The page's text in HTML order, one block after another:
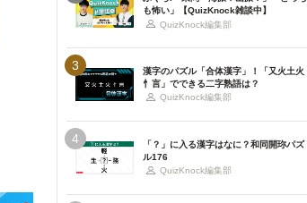
も怖い」【QuizKnock雑談中】
QuizKnock編集部
3
漢字のパズル「合体漢字」！「又火土火
忄言」でできる二字熟語は？
QuizKnock編集部
4
「？」に入る漢字はなに？和同開珎パズ
ル176
QuizKnock編集部